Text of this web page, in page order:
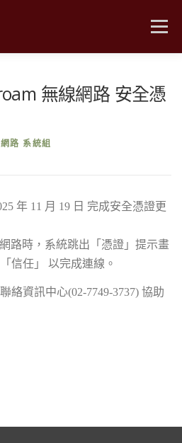
選單
無線網路 安全憑
網路 系統組
年 11 月 19 日 完成安全憑證更
路時，系統跳出「憑證」提示畫
信任」 以完成連線。
絡資訊中心(02-7749-3737) 協助